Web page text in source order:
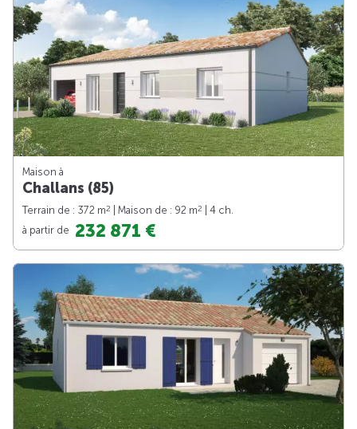
Maison à
Challans (85)
Terrain de : 372 m2 | Maison de : 92 m2
| 4 ch.
à partir de 232 871 €